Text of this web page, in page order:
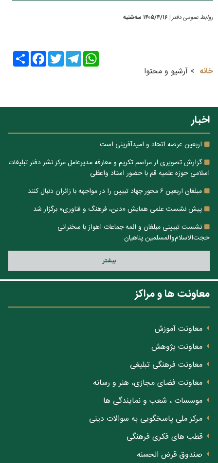
روابط عمومی دفتر ۱۴۰۵/۴/۱۶ سه‌شنبه
Share
FacebookTwitter
Telegram
WhatsApp
خانه
آرشیو و محتوا
اخبار
اربعین عرصه اتحاد و امیدآفرینی است
گزارش تصویری از مراسم تکریم و معارفه مدیرعامل مرکز نشر دفتر تبلیغات
اسلامی حوزه علمیه قم با حضور استاد واعظی
مبلغان اربعین ۶ محور جهاد تبیین را در مواجهه با زائران دنبال کنند
پیش نشست علمی همایش «دین، فرهنگ و فناوری» برگزار شد
نشست تبیینی مبلغان و ائمه جماعات اهواز با سخنرانی
حجت‌الاسلام‌والمسلمین پناهیان
بيشتر
معاونت ها و مراکز
معاونت آموزش
معاونت پژوهش
معاونت فرهنگی تبلیغی
معاونت فضای مجازی، هنر و رسانه
موسسات ، شعب و نمایندگی ها
مرکز ملی پاسخگویی به سوالات دینی
قطب های فکری فرهنگی
صندوق قرض الحسنه